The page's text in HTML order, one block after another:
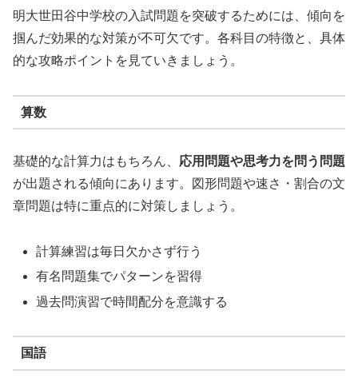
明大世田谷中学校の入試問題を突破するためには、傾向を
掴んだ効果的な対策が不可欠です。各科目の特徴と、具体
的な攻略ポイントを見ていきましょう。
算数
基礎的な計算力はもちろん、 応用問題や思考力を問う問題
が出題される傾向にあります。図形問題や速さ・割合の文
章問題は特に重点的に対策しましょう。
計算練習は毎日欠かさず行う
有名問題集でパターンを習得
過去問演習で時間配分を意識する
国語